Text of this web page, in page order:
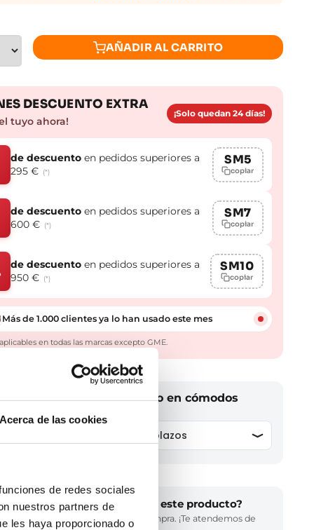
Acerca de las cookies
de redes sociales
nuestros partners de
les haya proporcionado o
AÑADIR AL CARRITO
DESCUENTO EXTRA
tuyo ahora!
¡Solo quedan 24 días!
de descuentoen pedidos superiores a
295 € (*)
SM5
copiar
de descuentoen pedidos superiores a
600 € (*)
SM7
copiar
de descuentoen pedidos superiores a
950 € (*)
SM10
copiar
Más de 1.000 clientes ya lo han usado este mes
en todas las marcas excepto GME.
cambio a tu baño y págalo en cómodos
¿Necesitas ayuda para elegir este producto?
Llámanos y te asesoramos en tu compra. ¡Te atendemos de